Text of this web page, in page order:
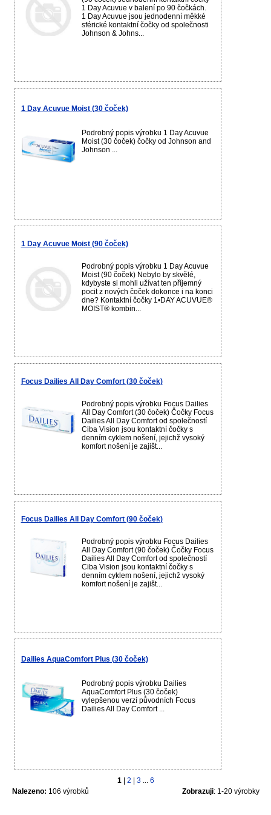
1 Day Acuvue v balení po 90 čočkách.
1 Day Acuvue jsou jednodenní měkké
sférické kontaktní čočky od společnosti
Johnson & Johns...
1 Day Acuvue Moist (30 čoček)
Podrobný popis výrobku 1 Day Acuvue
Moist (30 čoček) čočky od Johnson and
Johnson ...
1 Day Acuvue Moist (90 čoček)
Podrobný popis výrobku 1 Day Acuvue
Moist (90 čoček) Nebylo by skvělé,
kdybyste si mohli užívat ten příjemný
pocit z nových čoček dokonce i na konci
dne? Kontaktní čočky 1•DAY ACUVUE®
MOIST® kombin...
Focus Dailies All Day Comfort (30 čoček)
Podrobný popis výrobku Focus Dailies
All Day Comfort (30 čoček) Čočky Focus
Dailies All Day Comfort od společností
Ciba Vision jsou kontaktní čočky s
denním cyklem nošení, jejichž vysoký
komfort nošení je zajišt...
Focus Dailies All Day Comfort (90 čoček)
Podrobný popis výrobku Focus Dailies
All Day Comfort (90 čoček) Čočky Focus
Dailies All Day Comfort od společností
Ciba Vision jsou kontaktní čočky s
denním cyklem nošení, jejichž vysoký
komfort nošení je zajišt...
Dailies AquaComfort Plus (30 čoček)
Podrobný popis výrobku Dailies
AquaComfort Plus (30 čoček)
vylepšenou verzí původních Focus
Dailies All Day Comfort ...
1 2 3... 6
Nalezeno: 106 výrobků Zobrazuji: 1-20 výrobky